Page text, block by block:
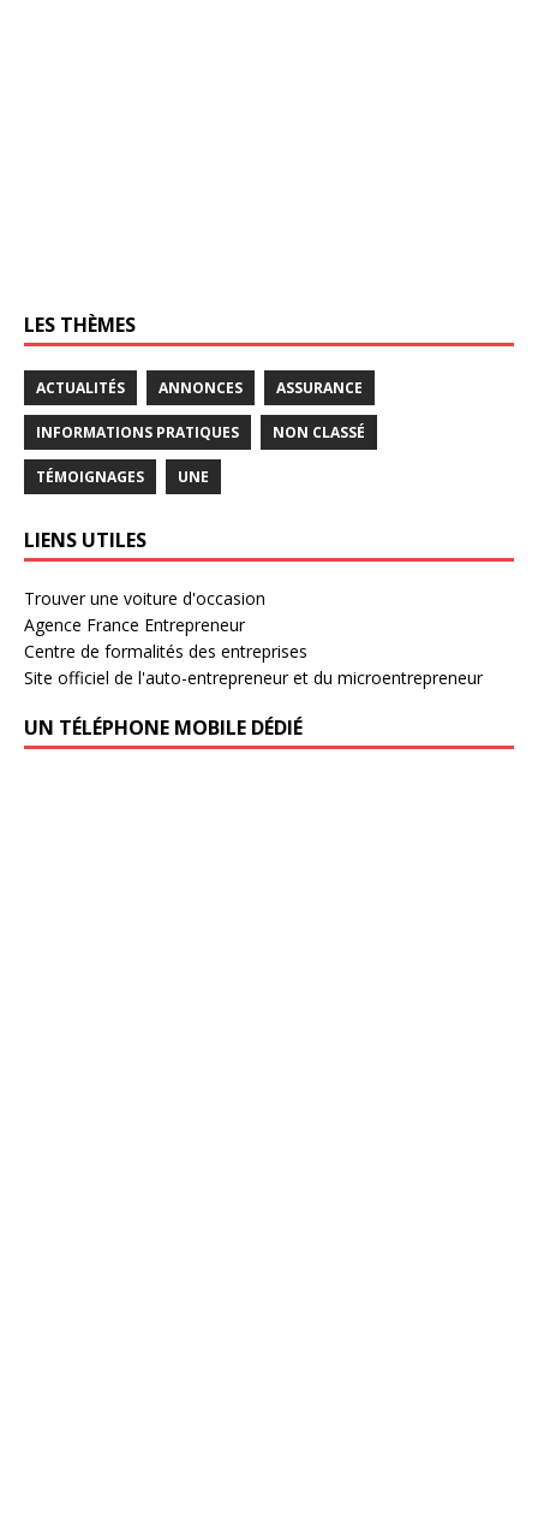
LES THÈMES
ACTUALITÉS ANNONCES ASSURANCE
INFORMATIONS PRATIQUES NON CLASSÉ
TÉMOIGNAGES UNE
LIENS UTILES
Trouver une voiture d'occasion
Agence France Entrepreneur
Centre de formalités des entreprises
Site officiel de l'auto-entrepreneur et du microentrepreneur
UN TÉLÉPHONE MOBILE DÉDIÉ